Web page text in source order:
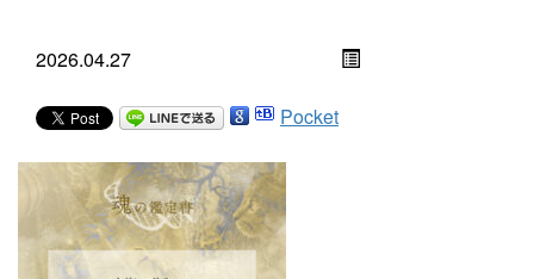
2026.04.27
Pocket